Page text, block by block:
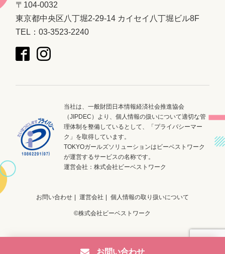
お問い合わせ
〒104-0032
東京都中央区八丁堀2-29-14 カイセイ八丁堀ビル8F
TEL：03-3523-2240
当社は、一般財団日本情報経済社会推進協会
（JIPDEC）より、個人情報の扱いについて適切な管
理体制を整備しているとして、「プライバシーマー
ク」を取得しています。
TOKYOガールズソリューションはビーベストワーク
が運営するサービスの名称です。
運営会社：株式会社ビーベストワーク
お問い合わせ 運営会社 個人情報の取り扱いについて
©株式会社ビーベストワーク